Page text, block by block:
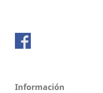
Información